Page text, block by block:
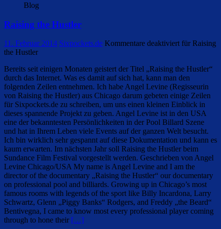
Blog
Raising the Hustler
11. Februar 2014 Sixpockets.de Kommentare deaktiviert für Raising
the Hustler
Bereits seit einigen Monaten geistert der Titel „Raising the Hustler“
durch das Internet. Was es damit auf sich hat, kann man den
folgenden Zeilen entnehmen. Ich habe Angel Levine (Regisseurin
von Raising the Hustler) aus Chicago darum gebeten einige Zeilen
für Sixpockets.de zu schreiben, um uns einen kleinen Einblick in
dieses spannende Projekt zu geben. Angel Levine ist in den USA
eine der bekanntesten Persönlichkeiten in der Pool Billard Szene
und hat in Ihrem Leben viele Events auf der ganzen Welt besucht.
Ich bin wirklich sehr gespannt auf diese Dokumentation und kann es
kaum erwarten. Im nächsten Jahr soll Raising the Hustler beim
Sundance Film Festival vorgestellt werden. Geschrieben von Angel
Levine Chicago/USA My name is Angel Levine and I am the
director of the documentary „Raising the Hustler“ our documentary
on professional pool and billiards. Growing up in Chicago’s most
famous rooms with legends of the sport like Billy Incardona, Larry
Schwartz, Glenn „Piggy Banks“ Rodgers, and Freddy „the Beard“
Bentivegna, I came to know most every professional player coming
through to hone their […]